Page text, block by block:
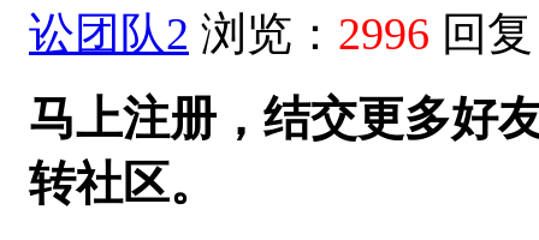
讼团队2 浏览： 2996 回
马上注册，结交更多好
转社区。